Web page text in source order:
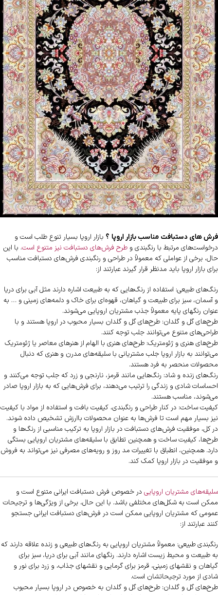
فرش های دستبافت مناسب بازار اروپا ؟ بازار اروپا بسیار تنوع طلب است و
درخواست‌های مرتبط با رنگبندی و طرح فرش‌های دستبافت نیز متنوع است. با این
حال، برخی از عواملی که معمولاً در طراحی و رنگبندی فرش‌های دستبافت مناسب
برای بازار اروپا باید مدنظر قرار گیرند عبارتند از:
رنگ‌های طبیعی: استفاده از رنگ‌هایی که به طبیعت اشاره دارند مثل آبی برای دریا
و آسمان، سبز برای طبیعت و گیاهان، قهوه‌ای برای خاک و دلمه‌های زمینی و … به
عنوان رنگهای پایه معمولاً جذب مشتریان اروپایی می‌شوند.
طرح‌های گل و گلدان: طرح‌های گل و گلدان بسیار محبوب در اروپا هستند و با
طراحی‌های متنوع می‌توانند جلب توجه کنند.
طرح‌های هنری و ژئومتریک: طرح‌های هنری با الهام از هنرهای معاصر یا ژئومتریک
می‌توانند به بازار اروپا جلب مشتریانی با سلیقه‌های مدرن و هنری که دنبال
محصولات منحصر به فرد هستند.
رنگ‌های زنده و شاد: رنگ‌هایی مانند قرمز، نارنجی و زرد که جلب توجه می‌کنند و
احساسات شادی و زندگی را ترتیب می‌دهند، برای فرش‌هایی که به بازار اروپا صادر
می‌شوند، مناسب هستند.
کیفیت ساخت: در کنار طراحی و رنگبندی، کیفیت بافت و استفاده از مواد با کیفیت
نیز بسیار مهم است تا فرش‌ها به عنوان محصولات باارزش تشخیص داده شوند.
در کل، موفقیت فرش‌های دستبافت در بازار اروپا به ترکیب مناسبی از رنگ‌ها و
طرح‌ها، کیفیت ساخت و همچنین تطابق با سلیقه‌های مشتریان اروپایی بستگی
دارد. همچنین، انطباق با تغییرات مد روز و رویه‌های مصرفی نیز می‌تواند به فروش
و موفقیت در بازار اروپا کمک کند.
سلیقه‌های مشتریان اروپایی در خصوص فرش دستبافت ایرانی متنوع است و
ممکن است به شکل‌های مختلفی باشد. با این حال، برخی از ویژگی‌ها و ترجیحات
عمومی که مشتریان اروپایی ممکن است در فرش‌های دستبافت ایرانی جستجو
کنند عبارتند از:
رنگبندی طبیعی: معمولاً مشتریان اروپایی به رنگ‌های طبیعی و زنده علاقه دارند که
به طبیعت و محیط زیست اشاره دارند. رنگهای مانند آبی برای دریا، سبز برای
گیاهان و نقشهای زمینی، قرمز برای گرمایی و نقشهای جذاب، و زرد برای نور و
شادی از مورد ترجیحاتشان است.
طرح‌های گل و گلدان: طرح‌های گل و گلدان به خصوص در اروپا بسیار محبوب